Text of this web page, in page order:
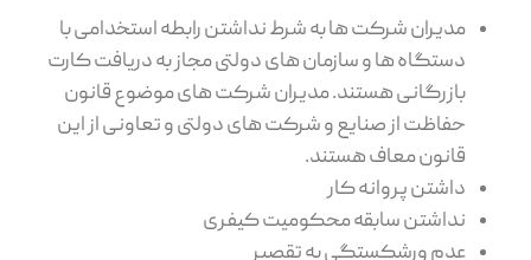
مدیران شرکت ها به شرط نداشتن رابطه استخدامی با
دستگاه ها و سازمان های دولتی مجاز به دریافت کارت
بازرگانی هستند. مدیران شرکت های موضوع قانون
حفاظت از صنایع و شرکت های دولتی و تعاونی از این
قانون معاف هستند.
داشتن پروانه کار
نداشتن سابقه محکومیت کیفری
عدم ورشکستگی به تقصیر